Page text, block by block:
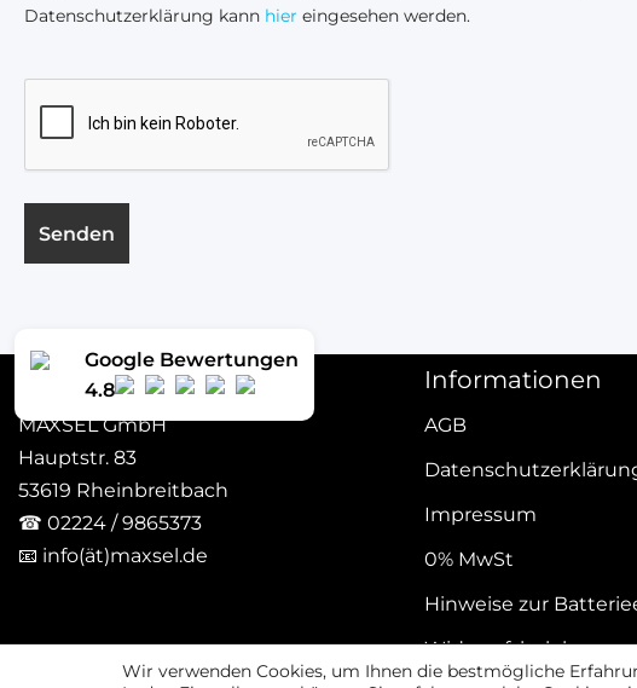
Google Bewertungen
4.8
Datenschutzerklärung kann hier eingesehen werden.
Kontakt
MAXSEL GmbH
Hauptstr. 83
53619 Rheinbreitbach
☎ 02224 / 9865373
📧 info(ät)maxsel.de
Informationen
AGB
Impressum
0% MwSt
Hinweise zur
Widerrufsbelehrung
Wir verwenden Cookies, um Ihnen die bestmögliche